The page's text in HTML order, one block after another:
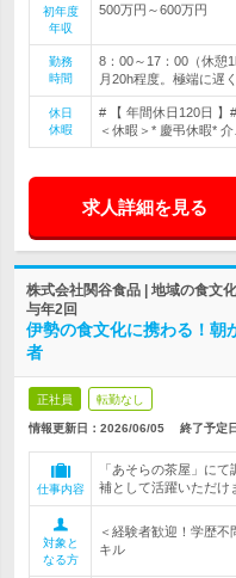
初年度
年収
500万円～600万円
勤務
時間
8：00～17：00（休
月20h程度。極端に遅
休日
休暇
# 【 年間休日120日 】
＜休暇＞* 慶弔休暇* 介
求人詳細を見る
株式会社関谷食品 | 地域の食文
与年2回
伊勢の食文化に携わる！朝
者
正社員 転勤なし
情報更新日：2026/06/05 終了予定
仕事内容
「あそらの茶屋」に
補として活躍いただけ
対象と
なる方
＜経験者歓迎！学歴
キル